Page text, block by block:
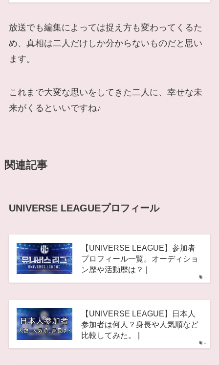
放送でも編集によっては捉え方も変わってくるた
め、真相は二人だけしか分からないものだと思い
ます。
これまで大変な思いをしてきた二人に、幸せな未
来がくるといいですね♪
関連記事
UNIVERSE LEAGUEプロフィール
–
【UNIVERSE LEAGUE】参加者
プロフィール一覧。オーディショ
ン歴や活動歴は？ |
–
【UNIVERSE LEAGUE】日本人
参加者は何人？身長や人気順など
比較してみた。 |